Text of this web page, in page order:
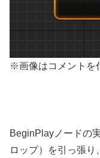
※画像はコメントを
BeginPlayノードの
ロップ）を引っ張り